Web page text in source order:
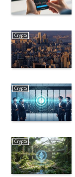
Crypto
Crypto
Crypto